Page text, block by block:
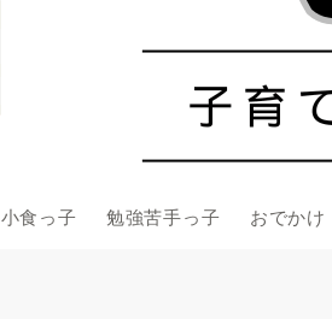
小食っ子 勉強苦手っ子 おでかけ